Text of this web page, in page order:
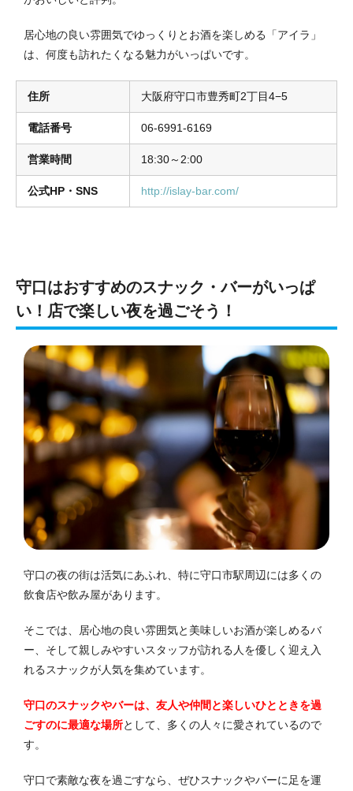
居心地の良い雰囲気でゆっくりとお酒を楽しめる「アイラ」
は、何度も訪れたくなる魅力がいっぱいです。
住所 大阪府守口市豊秀町2丁目4−5
電話番号 06-6991-6169
営業時間 18:30～2:00
公式HP・SNS http://islay-bar.com/
守口はおすすめのスナック・バーがいっぱ
い！店で楽しい夜を過ごそう！
守口の夜の街は活気にあふれ、特に守口市駅周辺には多くの
飲食店や飲み屋があります。
そこでは、居心地の良い雰囲気と美味しいお酒が楽しめるバ
ー、そして親しみやすいスタッフが訪れる人を優しく迎え入
れるスナックが人気を集めています。
守口のスナックやバーは、友人や仲間と楽しいひとときを過
ごすのに最適な場所として、多くの人々に愛されているので
す。
守口で素敵な夜を過ごすなら、ぜひスナックやバーに足を運